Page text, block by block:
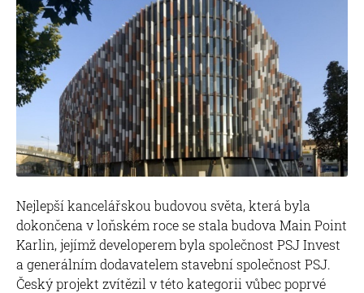
Nejlepší kancelářskou budovou světa, která byla
dokončena v loňském roce se stala budova Main Point
Karlin, jejímž developerem byla společnost PSJ Invest
a generálním dodavatelem stavební společnost PSJ.
Český projekt zvítězil v této kategorii vůbec poprvé